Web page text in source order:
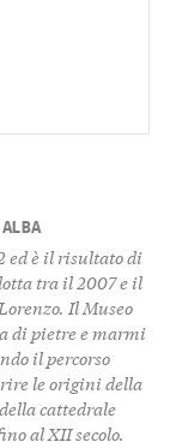
ed è il risultato di
tra il 2007 e il
Il Museo
di pietre e marmi
il percorso
le origini della
cattedrale
al XII secolo.